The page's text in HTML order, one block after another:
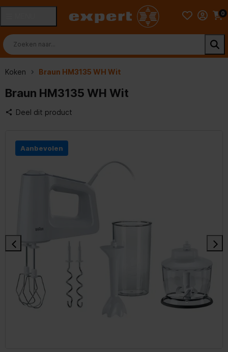
0
Koken Braun HM3135 WH Wit
Braun HM3135 WH Wit
Deel dit product
Aanbevolen